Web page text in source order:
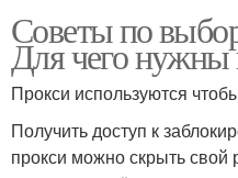
Советы по
Для чего нужны
Прокси используются
Получить доступ к
прокси можно скрыть свой